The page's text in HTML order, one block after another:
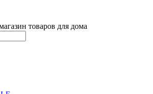
товаров для дома